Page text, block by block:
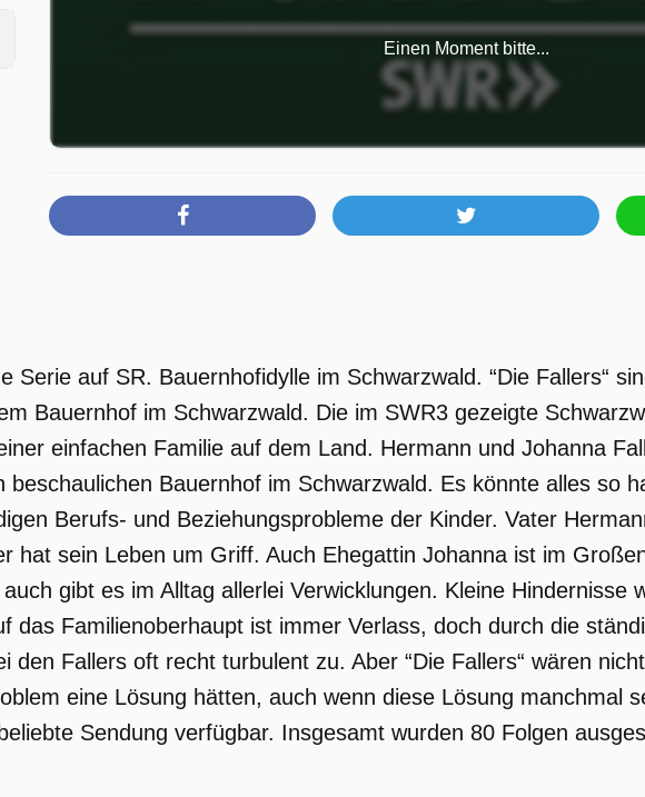
Einen Moment bitte...
Serie auf SR. Bauernhofidylle im Schwarzwald. “Die Fallers“
Bauernhof im Schwarzwald. Die im SWR3 gezeigte
einfachen Familie auf dem Land. Hermann und Johanna
beschaulichen Bauernhof im Schwarzwald. Es könnte alles so
Berufs- und Beziehungsprobleme der Kinder. Vater
hat sein Leben um Griff. Auch Ehegattin Johanna ist im
gibt es im Alltag allerlei Verwicklungen. Kleine Hindernisse
das Familienoberhaupt ist immer Verlass, doch durch die
den Fallers oft recht turbulent zu. Aber “Die Fallers“ wären
eine Lösung hätten, auch wenn diese Lösung manchmal
Sendung verfügbar. Insgesamt wurden 80 Folgen